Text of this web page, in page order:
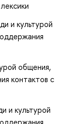
и культурой
общения,
контактов с
и культурой